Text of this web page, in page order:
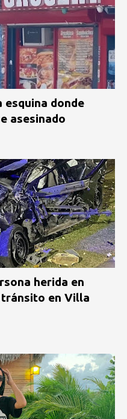
esquina donde
asesinado
herida en
en Villa